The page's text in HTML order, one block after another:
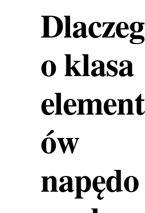
Dlaczeg
o klasa
element
ów
napędo